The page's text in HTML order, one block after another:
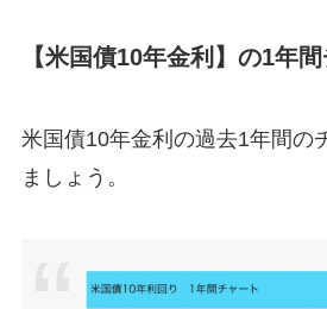
【米国債10年金利】の1年
米国債10年金利の過去1年間の
ましょう。